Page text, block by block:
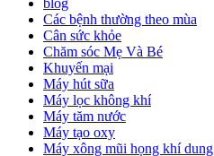
Các bệnh thường theo mùa
Cân sức khỏe
Chăm sóc Mẹ Và Bé
Khuyến mại
Máy hút sữa
Máy lọc không khí
Máy tăm nước
Máy tạo oxy
Máy xông mũi họng khí dung